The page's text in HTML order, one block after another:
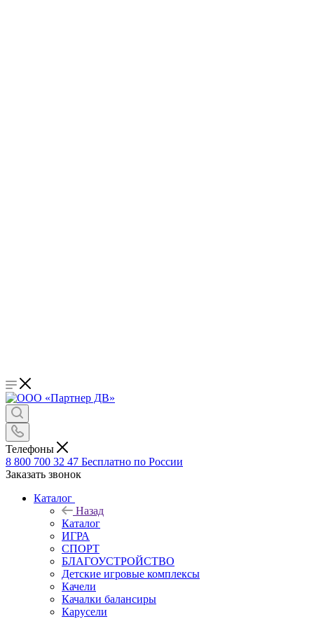
Телефоны
8 800 700 32 47 Бесплатно по России
Заказать звонок
Каталог
Назад
Каталог
ИГРА
СПОРТ
БЛАГОУСТРОЙСТВО
Детские игровые комплексы
Качели
Качалки балансиры
Карусели